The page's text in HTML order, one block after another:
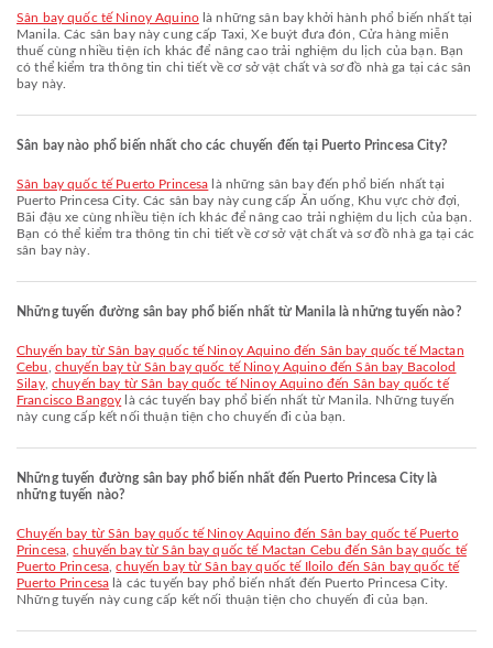
Sân bay quốc tế Ninoy Aquinolà những sân bay khởi hành phổ biến nhất tại
Manila. Các sân bay này cung cấp Taxi, Xe buýt đưa đón, Cửa hàng miễn
thuế cùng nhiều tiện ích khác để nâng cao trải nghiệm du lịch của bạn. Bạn
có thể kiểm tra thông tin chi tiết về cơ sở vật chất và sơ đồ nhà ga tại các sân
bay này.
Sân bay nào phổ biến nhất cho các chuyến đến tại Puerto Princesa City?
Sân bay quốc tế Puerto Princesa là những sân bay đến phổ biến nhất tại
Puerto Princesa City. Các sân bay này cung cấp Ăn uống, Khu vực chờ đợi,
Bãi đậu xe cùng nhiều tiện ích khác để nâng cao trải nghiệm du lịch của bạn.
Bạn có thể kiểm tra thông tin chi tiết về cơ sở vật chất và sơ đồ nhà ga tại các
sân bay này.
Những tuyến đường sân bay phổ biến nhất từ Manila là những tuyến nào?
chuyến bay từ Sân bay quốc tế Ninoy Aquino đến Sân bay quốc tế Mactan
Cebu
chuyến bay từ Sân bay quốc tế Ninoy Aquino đến Sân bay Bacolod
Silay, chuyến bay từ Sân bay quốc tế Ninoy Aquino đến Sân bay quốc tế
Francisco Bangoy là các tuyến bay phổ biến nhất từ Manila. Những tuyến
này cung cấp kết nối thuận tiện cho chuyến đi của bạn.
Những tuyến đường sân bay phổ biến nhất đến Puerto Princesa City là
những tuyến nào?
chuyến bay từ Sân bay quốc tế Ninoy Aquino đến Sân bay quốc tế Puerto
Princesa ,chuyến bay từ Sân bay quốc tế Mactan Cebu đến Sân bay quốc tế
Puerto Princesa ,chuyến bay từ Sân bay quốc tế Iloilo đến Sân bay quốc tế
Puerto Princesa là các tuyến bay phổ biến nhất đến Puerto Princesa City.
Những tuyến này cung cấp kết nối thuận tiện cho chuyến đi của bạn.